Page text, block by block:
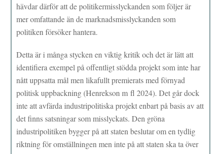
hävdar därför att de politikermisslyckanden som följer är
mer omfattande än de marknadsmisslyckanden som
politiken försöker hantera.
Detta är i många stycken en viktig kritik och det är lätt att
identifiera exempel på offentligt stödda projekt som inte har
nått uppsatta mål men likafullt premierats med förnyad
politisk uppbackning (Henrekson m fl 2024). Det går dock
inte att avfärda industripolitiska projekt enbart på basis av att
det finns satsningar som misslyckats. Den gröna
industripolitiken bygger på att staten beslutar om en tydlig
riktning för omställningen men inte på att staten ska ta över